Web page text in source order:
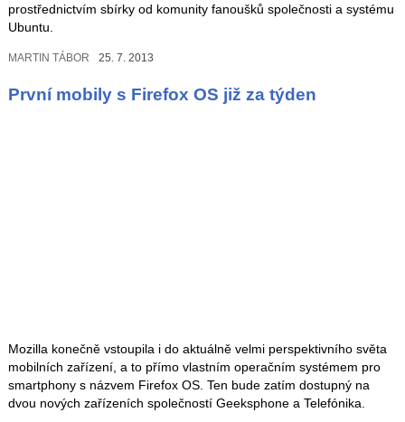
prostřednictvím sbírky od komunity fanoušků společnosti a systému
Ubuntu.
MARTIN TÁBOR 25. 7. 2013
První mobily s Firefox OS již za týden
Mozilla konečně vstoupila i do aktuálně velmi perspektivního světa
mobilních zařízení, a to přímo vlastním operačním systémem pro
smartphony s názvem Firefox OS. Ten bude zatím dostupný na
dvou nových zařízeních společností Geeksphone a Telefónika.